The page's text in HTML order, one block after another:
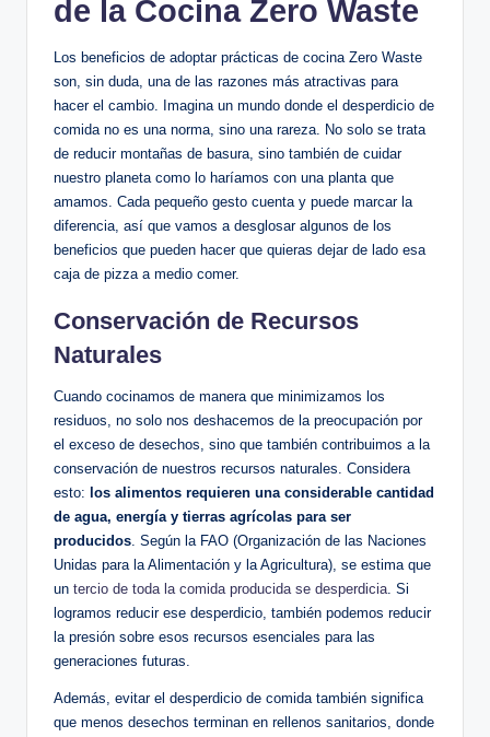
de la Cocina Zero Waste
Los beneficios de adoptar prácticas de cocina Zero Waste
son, sin duda, una de las razones más atractivas para
hacer el cambio. Imagina un mundo donde el desperdicio de
comida no es una norma, sino una rareza. No solo se trata
de reducir montañas de basura, sino también de cuidar
nuestro planeta como lo haríamos con una planta que
amamos. Cada pequeño gesto cuenta y puede marcar la
diferencia, así que vamos a desglosar algunos de los
beneficios que pueden hacer que quieras dejar de lado esa
caja de pizza a medio comer.
Conservación de Recursos
Naturales
Cuando cocinamos de manera que minimizamos los
residuos, no solo nos deshacemos de la preocupación por
el exceso de desechos, sino que también contribuimos a la
conservación de nuestros recursos naturales. Considera
esto: los alimentos requieren una considerable cantidad
de agua, energía y tierras agrícolas para ser
producidos . Según la FAO (Organización de las Naciones
Unidas para la Alimentación y la Agricultura), se estima que
un tercio de toda la comida producida se desperdicia . Si
logramos reducir ese desperdicio, también podemos reducir
la presión sobre esos recursos esenciales para las
generaciones futuras.
Además, evitar el desperdicio de comida también significa
que menos desechos terminan en rellenos sanitarios, donde